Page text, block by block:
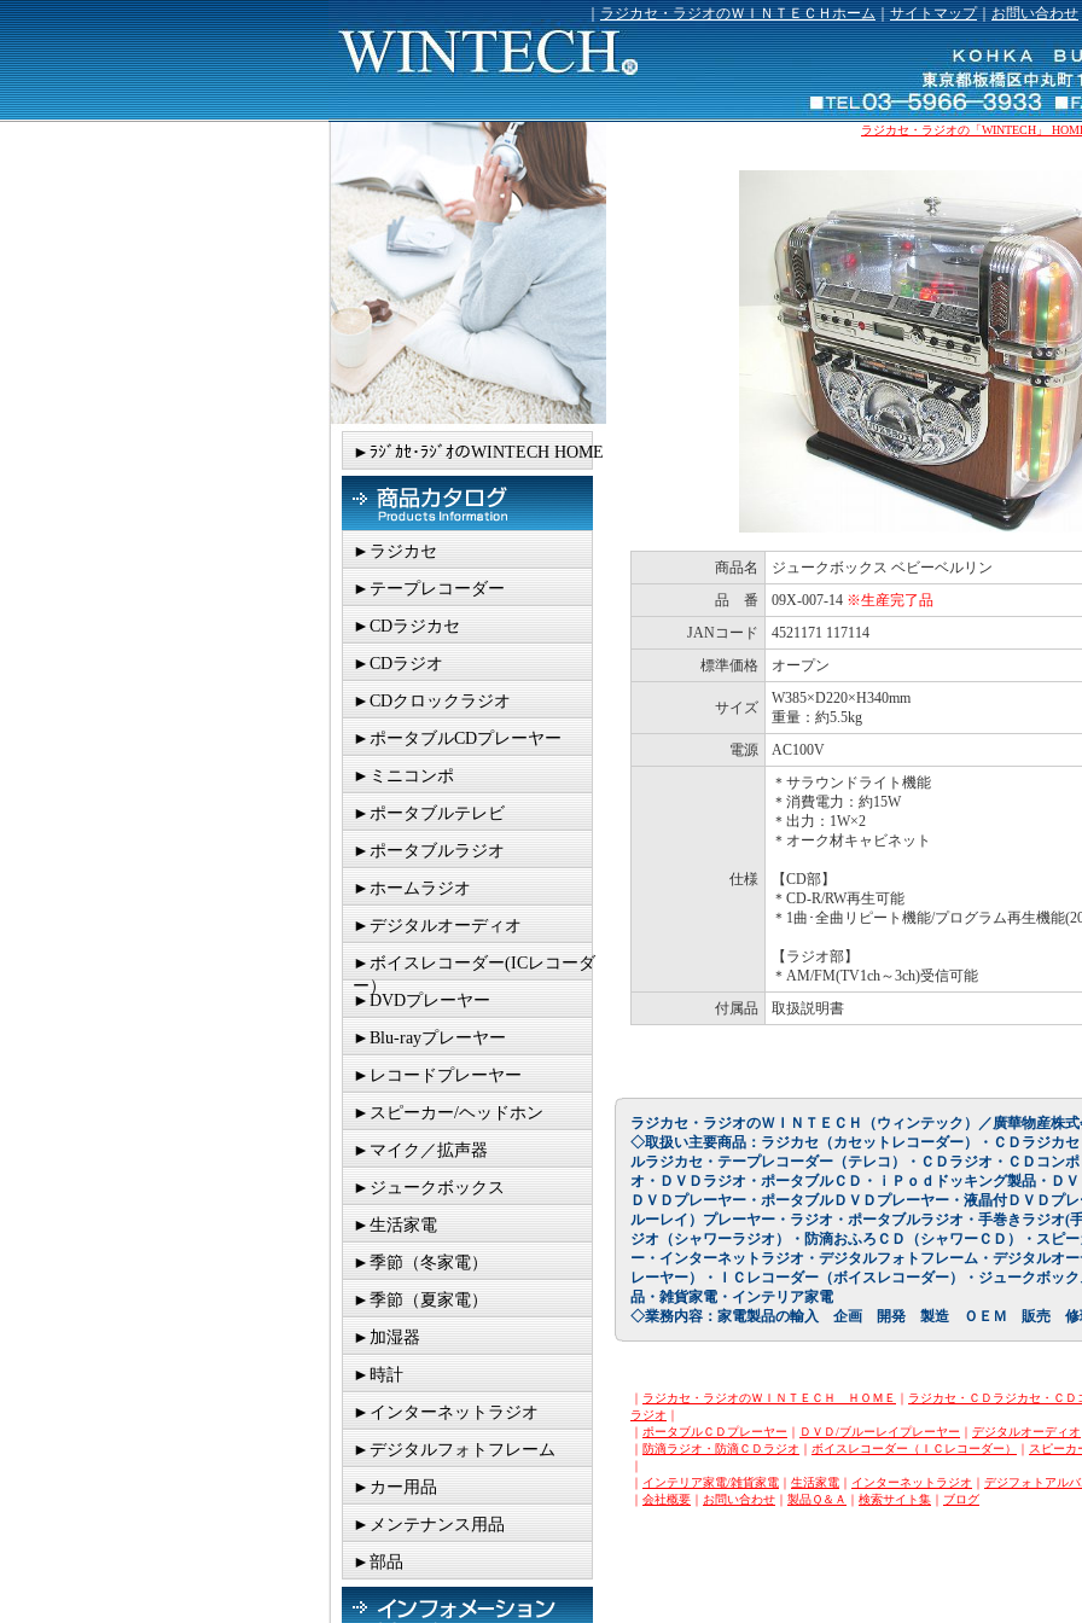
｜ラジカセ・ラジオのＷＩＮＴＥＣＨホーム｜サイトマップ｜お問い合わせ
►ﾗｼﾞｶｾ･ﾗｼﾞｵのWINTECH HOME
►ラジカセ
►テープレコーダー
►CDラジカセ
►CDラジオ
►CDクロックラジオ
►ポータブルCDプレーヤー
►ミニコンポ
►ポータブルテレビ
►ポータブルラジオ
►ホームラジオ
►デジタルオーディオ
►ボイスレコーダー(ICレコーダ
ー）
►DVDプレーヤー
►Blu-rayプレーヤー
►レコードプレーヤー
►スピーカー/ヘッドホン
►マイク／拡声器
►ジュークボックス
►生活家電
►季節（冬家電）
►季節（夏家電）
►加湿器
►時計
►インターネットラジオ
►デジタルフォトフレーム
►カー用品
►メンテナンス用品
►部品
ラジカセ・ラジオの「WINTECH」
商品名
ジュークボックス ベビーベルリン
品 番
09X-007-14 ※生産完了品
JANコード
4521171 117114
標準価格
オープン
サイズ
W385×D220×H340mm
重量：約5.5kg
電源
AC100V
仕様
＊サラウンドライト機能
＊消費電力：約15W
＊出力：1W×2
＊オーク材キャビネット
【CD部】
＊CD-R/RW再生可能
＊1曲･全曲リピート機能/プログラム再生機能
【ラジオ部】
＊AM/FM(TV1ch～3ch)受信可能
付属品
取扱説明書
ラジカセ・ラジオのＷＩＮＴＥＣＨ
（ウィンテック）／廣華物産株
◇取扱い主要商品：ラジカセ（カセットレコーダー）・ＣＤラジカ
ルラジカセ・テープレコーダー（テレコ）・ＣＤラジオ・ＣＤコン
オ・ＤＶＤラジオ・ポータブルＣＤ・ｉＰｏｄドッキング製品・Ｄ
ＤＶＤプレーヤー・ポータブルＤＶＤプレーヤー・液晶付ＤＶＤプ
ルーレイ）プレーヤー・ラジオ・ポータブルラジオ・手巻きラジオ(
ジオ（シャワーラジオ）・防滴おふろＣＤ（シャワーＣＤ）・スピ
ー・インターネットラジオ・デジタルフォトフレーム・デジタルオ
レーヤー）・ＩＣレコーダー（ボイスレコーダー）・ジュークボッ
品・雑貨家電・インテリア家電
◇業務内容：家電製品の輸入 企画 開発 製造 ＯＥＭ 販売 修
｜ ラジカセ・ラジオのＷＩＮＴＥＣＨ ＨＯＭＥ ｜ ラジカセ・ＣＤラジカセ・ＣＤ
ラジオ ｜
｜ ポータブルＣＤプレーヤー ｜ ＤＶＤ/ブルーレイプレーヤー ｜ デジタルオーディオ
｜ 防滴ラジオ・防滴ＣＤラジオ ｜ ボイスレコーダー（ＩＣレコーダー） ｜ スピーカ
｜
｜ インテリア家電/雑貨家電 ｜ 生活家電 ｜ インターネットラジオ ｜ デジフォトアル
｜ 会社概要 ｜ お問い合わせ ｜ 製品Ｑ＆Ａ ｜ 検索サイト集 ｜ ブログ